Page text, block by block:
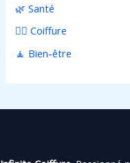
🌿 Santé
💇‍♀️ Coiffure
🧘 Bien-être